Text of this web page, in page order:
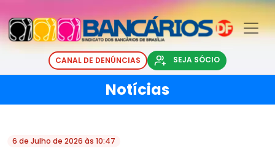
CANAL DE DENÚNCIAS SEJA SÓCIO
Notícias
6 de Julho de 2026 às 10:47